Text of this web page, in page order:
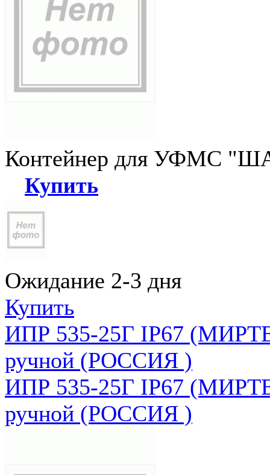
Контейнер для УФМС
Купить
Ожидание 2-3 дня
Купить
ИПР 535-25Г IP67
ручной (РОССИЯ )
ИПР 535-25Г IP67
ручной (РОССИЯ )